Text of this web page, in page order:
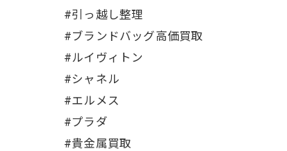
#引っ越し整理
#ブランドバッグ高価買取
#ルイヴィトン
#シャネル
#エルメス
#プラダ
#貴金属買取